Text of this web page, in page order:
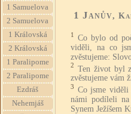
1 Samuelova
2 Samuelova
1 Královská
2 Královská
1 Paralipome
2 Paralipome
Ezdráš
Nehemjáš
1 Janův,
1
Co bylo od
viděli, na co
zvěstujeme:
2 Ten život byl
zvěstujeme vám
3 Co jsme viděli
námi podíleli na
Synem Ježíšem